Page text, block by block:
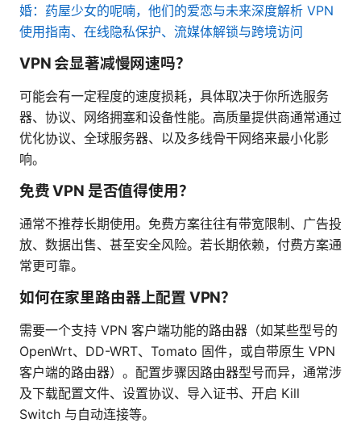
婚：药屋少女的呢喃，他们的爱恋与未来深度解析 VPN
使用指南、在线隐私保护、流媒体解锁与跨境访问
VPN 会显著减慢网速吗？
可能会有一定程度的速度损耗，具体取决于你所选服务
器、协议、网络拥塞和设备性能。高质量提供商通常通过
优化协议、全球服务器、以及多线骨干网络来最小化影
响。
免费 VPN 是否值得使用？
通常不推荐长期使用。免费方案往往有带宽限制、广告投
放、数据出售、甚至安全风险。若长期依赖，付费方案通
常更可靠。
如何在家里路由器上配置 VPN？
需要一个支持 VPN 客户端功能的路由器（如某些型号的
OpenWrt、DD-WRT、Tomato 固件，或自带原生 VPN
客户端的路由器）。配置步骤因路由器型号而异，通常涉
及下载配置文件、设置协议、导入证书、开启 Kill
Switch 与自动连接等。